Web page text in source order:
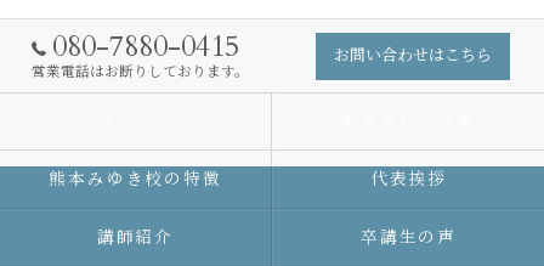
080-7880-0415
営業電話はお断りしております。
お問い合わせはこちら
熊本みゆき校の特徴 代表挨拶
講師紹介 卒講生の声